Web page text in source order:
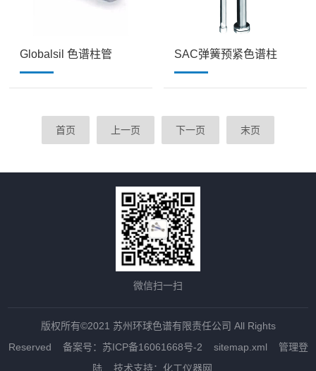
Globalsil 色谱柱管 SAC弹簧预紧色谱柱
首页 上一页 下一页 末页
微信扫一扫
版权所有©2021 苏州环球色谱有限责任公司 All Rights
Reserved 备案号：苏ICP备16061668号-2 sitemap.xml
管理登
陆 技术支持： 化工仪器网